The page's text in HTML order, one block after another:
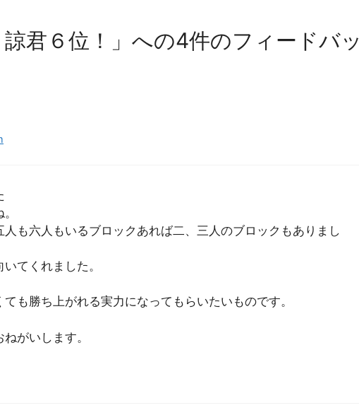
諒君６位！」への4件のフィードバッ
も六人もいるブロックあれば二、三人のブロックもありまし
てくれました。
も勝ち上がれる実力になってもらいたいものです。
がいします。